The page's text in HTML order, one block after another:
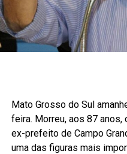
Mato Grosso do Sul
feira. Morreu, aos 87
ex-prefeito de Campo
uma das figuras mais